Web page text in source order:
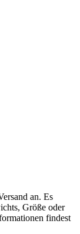
an. Es
Größe oder
findest